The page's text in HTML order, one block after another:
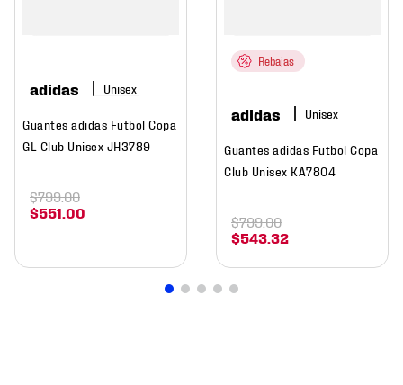
adidas
Guantes adidas Futbol Copa
GL Club Unisex JH3789
$551 00
$799.00
Rebajas
adidas
Guantes adidas Futbol Copa
Club Unisex KA7804
$543 32
$799.00